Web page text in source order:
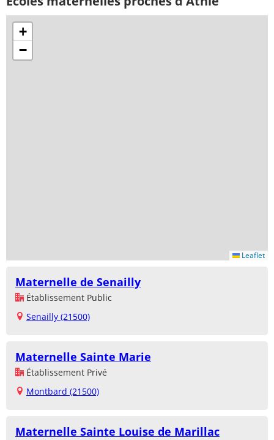
+
−
Leaflet
Maternelle de Senailly
Établissement Public
Senailly (21500)
Maternelle Sainte Marie
Établissement Privé
Montbard (21500)
Maternelle Sainte Louise de Marillac